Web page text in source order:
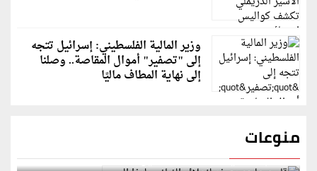
وزير المالية الفلسطيني: إسرائيل تتجه
إلى "تصفير" أموال المقاصة.. وصلنا
إلى نهاية المطاف ماليًا
منوعات
قاسم ملحو يعتذر لزملائه الفنانين لهذا السبب